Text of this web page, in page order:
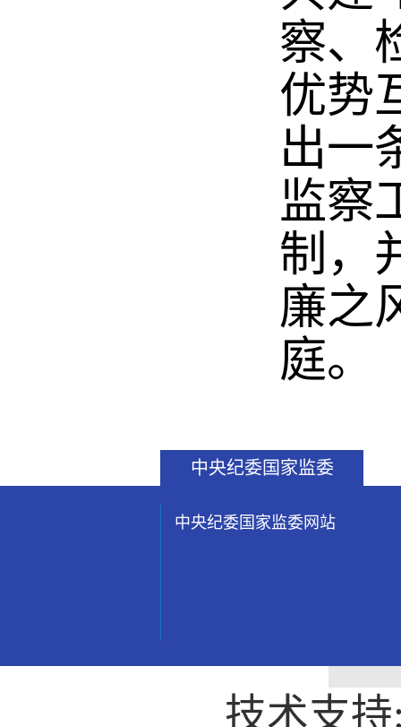
察、
优势
出一
监察
制，
廉之
庭。
中央纪委国家监委
中央纪委国家监委网站
技术支